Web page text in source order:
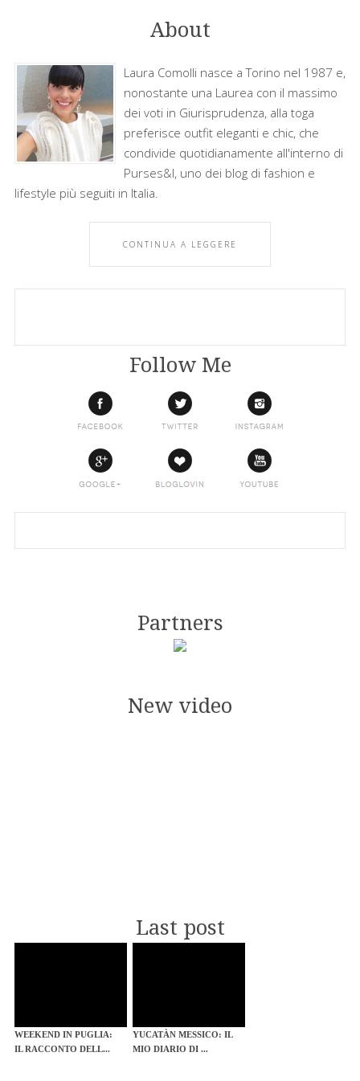
About
Laura Comolli nasce a Torino nel 1987 e,
nonostante una Laurea con il massimo
dei voti in Giurisprudenza, alla toga
preferisce outfit eleganti e chic, che
condivide quotidianamente all'interno di
Purses&I, uno dei blog di fashion e
lifestyle più seguiti in Italia.
CONTINUA A LEGGERE
Follow Me
Partners
New video
Last post
WEEKEND IN PUGLIA:
IL RACCONTO DELL...
YUCATÀN MESSICO: IL
MIO DIARIO DI ...